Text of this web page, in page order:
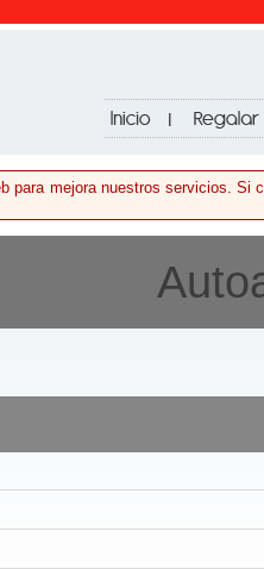
mejora nuestros servicios. Si